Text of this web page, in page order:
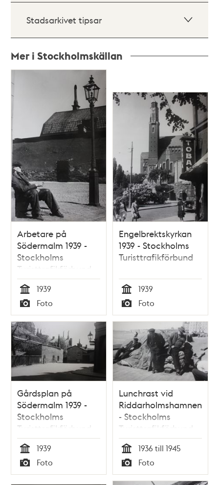
Stadsarkivet tipsar
Mer i Stockholmskällan
poster
och
Arbetare på
Södermalm 1939 -
Stockholms
Turisttrafikförbund
Tid
1939
Typ
Foto
Engelbrektskyrkan
1939 - Stockholms
Turisttrafikförbund
Tid
1939
Typ
Foto
Gårdsplan på
Södermalm 1939 -
Stockholms
Turisttrafikförbund
Tid
1939
Typ
Foto
Lunchrast vid
Riddarholmshamnen
- Stockholms
Turisttrafikförbund
Tid
1936 till 1945
Typ
Foto